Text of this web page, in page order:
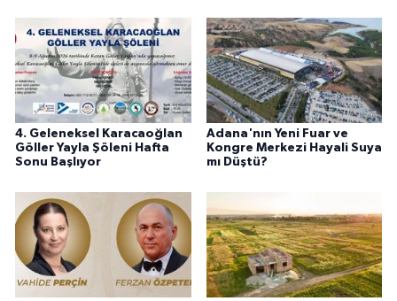
4. Geleneksel Karacaoğlan
Göller Yayla Şöleni Hafta
Sonu Başlıyor
Adana'nın Yeni Fuar ve
Kongre Merkezi Hayali Suya
mı Düştü?